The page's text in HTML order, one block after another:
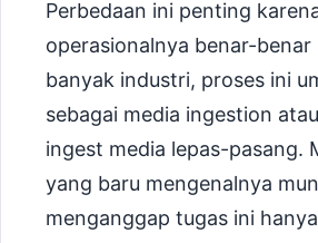
Perbedaan ini penting
operasionalnya benar-benar
banyak industri, proses ini
sebagai media ingestion
ingest media lepas-pasang.
yang baru mengenalnya
menganggap tugas ini